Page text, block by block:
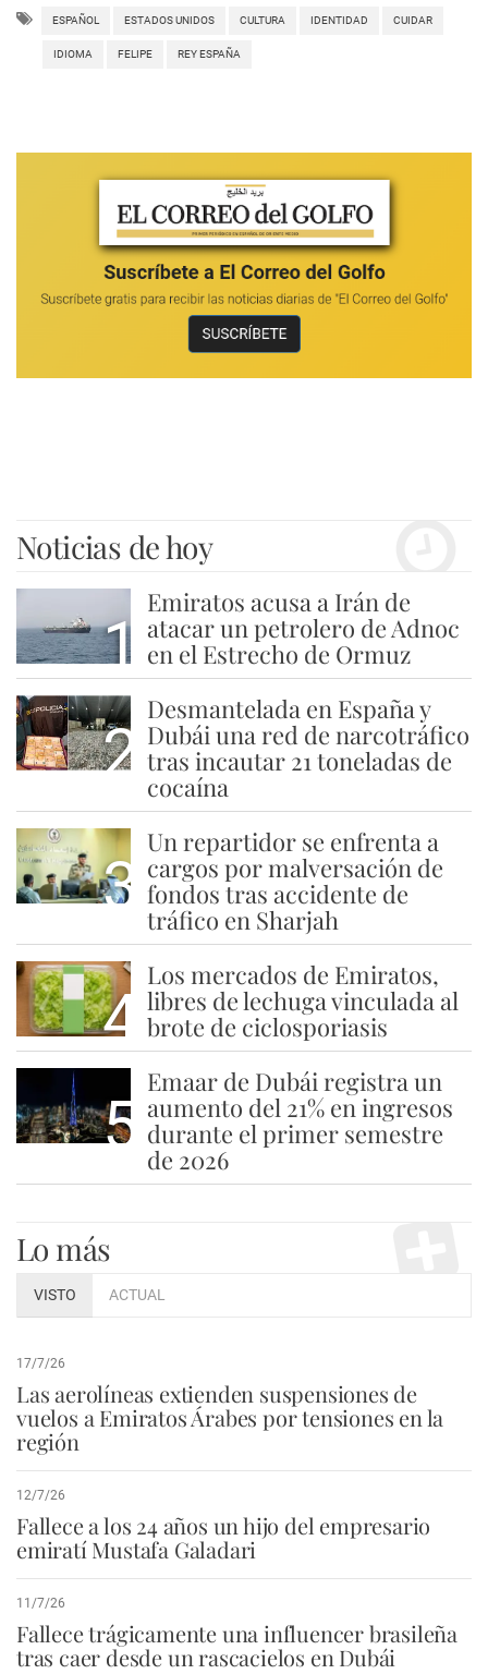
ESPAÑOL ESTADOS UNIDOS CULTURA IDENTIDAD CUIDAR
IDIOMA FELIPE REY ESPAÑA
Noticias de hoy
1
Emiratos acusa a Irán de
atacar un petrolero de Adnoc
en el Estrecho de Ormuz
2
Desmantelada en España y
Dubái una red de narcotráfico
tras incautar 21 toneladas de
cocaína
3
Un repartidor se enfrenta a
cargos por malversación de
fondos tras accidente de
tráfico en Sharjah
4
Los mercados de Emiratos,
libres de lechuga vinculada al
brote de ciclosporiasis
5
Emaar de Dubái registra un
aumento del 21% en ingresos
durante el primer semestre
de 2026
Lo más
VISTO ACTUAL
17/7/26
Las aerolíneas extienden suspensiones de
vuelos a Emiratos Árabes por tensiones en la
región
12/7/26
Fallece a los 24 años un hijo del empresario
emiratí Mustafa Galadari
11/7/26
Fallece trágicamente una influencer brasileña
tras caer desde un rascacielos en Dubái